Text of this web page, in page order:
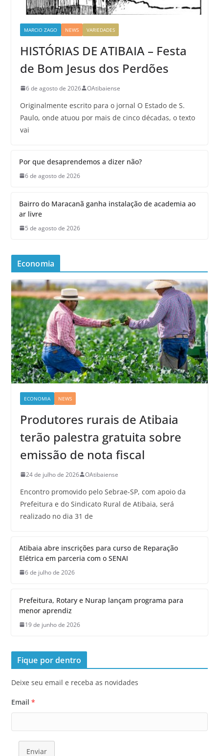
MARCIO ZAGO NEWS VARIEDADES
HISTÓRIAS DE ATIBAIA – Festa
de Bom Jesus dos Perdões
6 de agosto de 2026 OAtibaiense
Originalmente escrito para o jornal O Estado de S.
Paulo, onde atuou por mais de cinco décadas, o texto
vai
Por que desaprendemos a dizer não?
6 de agosto de 2026
Bairro do Maracanã ganha instalação de academia ao
ar livre
5 de agosto de 2026
Economia
ECONOMIA NEWS
Produtores rurais de Atibaia
terão palestra gratuita sobre
emissão de nota fiscal
24 de julho de 2026 OAtibaiense
Encontro promovido pelo Sebrae-SP, com apoio da
Prefeitura e do Sindicato Rural de Atibaia, será
realizado no dia 31 de
Atibaia abre inscrições para curso de Reparação
Elétrica em parceria com o SENAI
6 de julho de 2026
Prefeitura, Rotary e Nurap lançam programa para
menor aprendiz
19 de junho de 2026
Fique por dentro
Deixe seu email e receba as novidades
Email *
Enviar